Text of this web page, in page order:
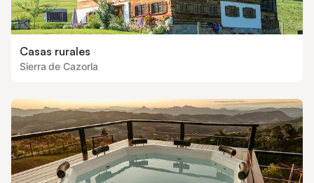
Casas rurales
Sierra de Cazorla